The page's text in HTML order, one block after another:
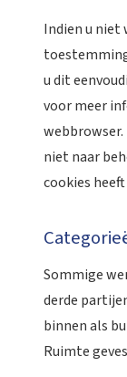
Indien u niet
u dit
voor meer
niet naar
cookies
Sommige
derde
binnen als
Ruimte